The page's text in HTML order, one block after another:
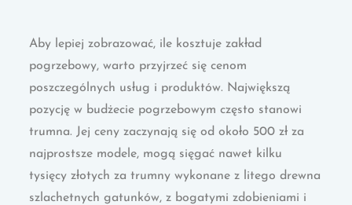
Aby lepiej zobrazować, ile kosztuje zakład
pogrzebowy, warto przyjrzeć się cenom
poszczególnych usług i produktów. Największą
pozycję w budżecie pogrzebowym często stanowi
trumna. Jej ceny zaczynają się od około 500 zł za
najprostsze modele, mogą sięgać nawet kilku
tysięcy złotych za trumny wykonane z litego drewna
szlachetnych gatunków, z bogatymi zdobieniami i